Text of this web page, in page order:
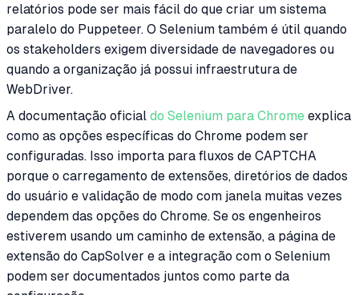
relatórios pode ser mais fácil do que criar um sistema
paralelo do Puppeteer. O Selenium também é útil quando
os stakeholders exigem diversidade de navegadores ou
quando a organização já possui infraestrutura de
WebDriver.
A documentação oficial do Selenium para Chrome explica
como as opções específicas do Chrome podem ser
configuradas. Isso importa para fluxos de CAPTCHA
porque o carregamento de extensões, diretórios de dados
do usuário e validação de modo com janela muitas vezes
dependem das opções do Chrome. Se os engenheiros
estiverem usando um caminho de extensão, a página de
extensão do CapSolver e a integração com o Selenium
podem ser documentados juntos como parte da